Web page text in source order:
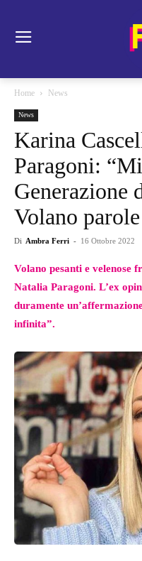
Home News
News
Karina
Paragoni:
Volano
Di Ambra Ferri - 16 Ottobre 2022
Volano pesanti e velenose
Natalia Paragoni. L’ex
duramente
infinita”.